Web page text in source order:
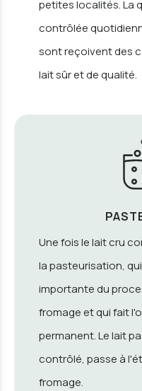
petites localités. La
contrôlée
sont reçoivent des
lait sûr et de qualité.
Une fois le lait cru
la pasteurisation,
importante du
fromage et qui fait
permanent. Le lait
contrôlé, passe à
fromage.